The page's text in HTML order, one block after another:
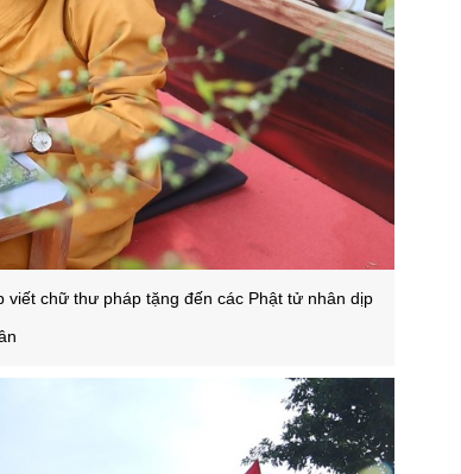
chữ thư pháp tặng đến các Phật tử nhân dịp